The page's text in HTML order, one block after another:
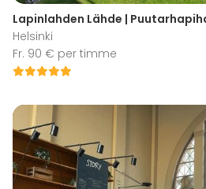
Lapinlahden Lähde |
Helsinki
Fr. 90 € per timme